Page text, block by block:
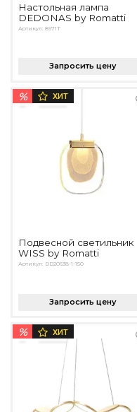
Настольная лампа
DEDONAS by Romatti
Артикул: 8971T
Запросить цену
% ХИТ
Подвесной светильник
WISS by Romatti
Артикул: DD20638-1-150
Запросить цену
% ХИТ